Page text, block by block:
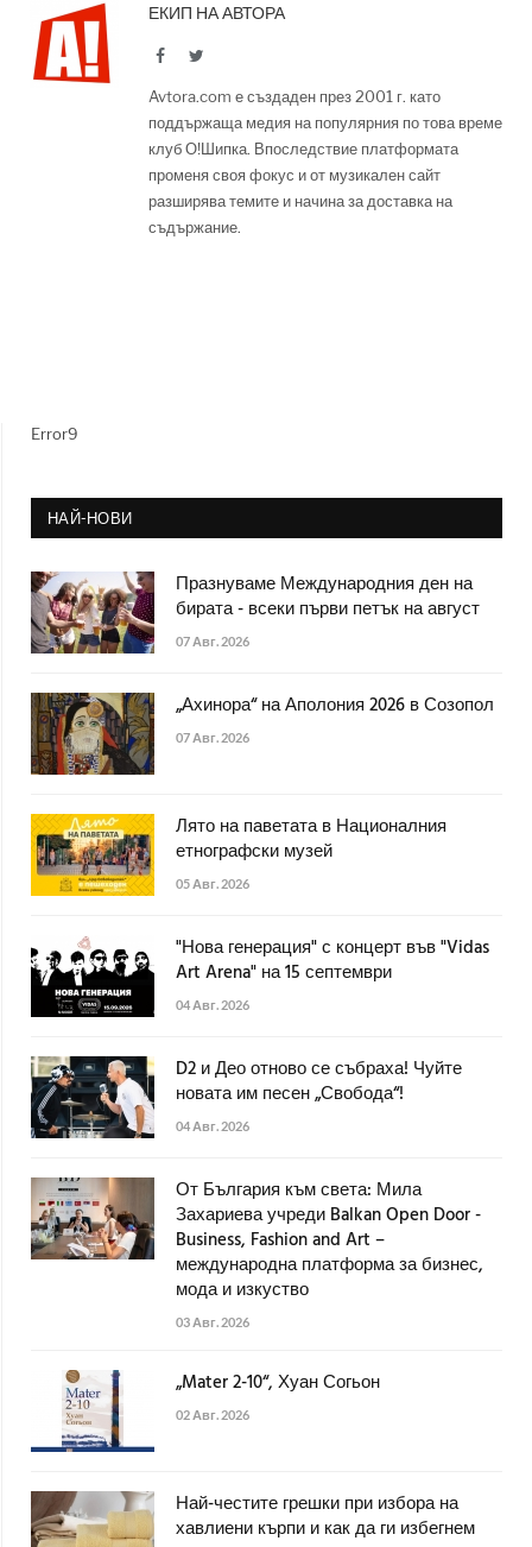
ЕКИП НА АВТОРА
FacebookTwitter
Avtora.com е създаден през 2001 г. като
поддържаща медия на популярния по това време
клуб О!Шипка. Впоследствие платформата
променя своя фокус и от музикален сайт
разширява темите и начина за доставка на
съдържание.
Error9
НАЙ-НОВИ
Празнуваме Международния ден на
бирата - всеки първи петък на август
07 Авг. 2026
„Ахинора“ на Аполония 2026 в Созопол
07 Авг. 2026
Лято на паветата в Националния
етнографски музей
05 Авг. 2026
"Нова генерация" с концерт във "Vidas
Art Arena" на 15 септември
04 Авг. 2026
D2 и Део отново се събраха! Чуйте
новата им песен „Свобода“!
04 Авг. 2026
От България към света: Мила
Захариева учреди Balkan Open Door -
Business, Fashion and Art –
международна платформа за бизнес,
мода и изкуство
03 Авг. 2026
„Mater 2-10“, Хуан Согьон
02 Авг. 2026
Най-честите грешки при избора на
хавлиени кърпи и как да ги избегнем